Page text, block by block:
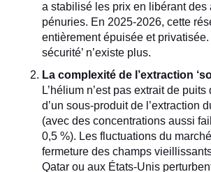
a stabilisé les prix en libérant des
pénuries. En 2025-2026, cette
entièrement épuisée et privatisée.
sécurité’ n’existe plus.
La complexité de l’extraction
L’hélium n’est pas extrait de puits
d’un sous-produit de l’extraction
(avec des concentrations aussi
0,5 %). Les fluctuations du
fermeture des champs
Qatar ou aux États-Unis